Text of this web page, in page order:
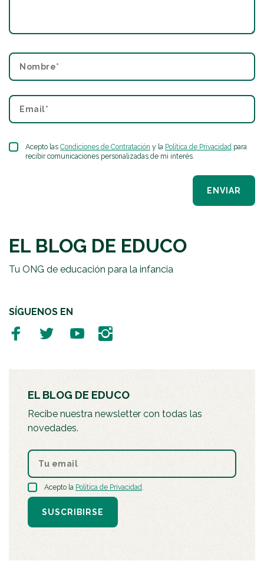
Acepto las Condiciones de Contratación y la Política de Privacidad para
recibir comunicaciones personalizadas de mi interés.
ENVIAR
EL BLOG DE EDUCO
Tu ONG de educación para la infancia
SÍGUENOS EN
EL BLOG DE EDUCO
Recibe nuestra newsletter con todas las
novedades.
Acepto la Política de Privacidad.
SUSCRIBIRSE